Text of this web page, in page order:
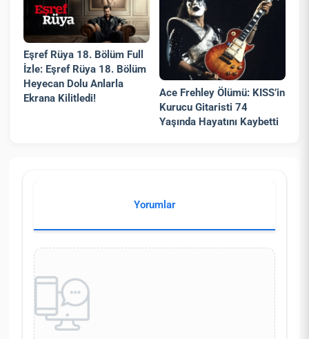
Eşref Rüya 18. Bölüm Full
İzle: Eşref Rüya 18. Bölüm
Heyecan Dolu Anlarla
Ekrana Kilitledi!
Ace Frehley Ölümü: KISS’in
Kurucu Gitaristi 74
Yaşında Hayatını Kaybetti
Yorumlar